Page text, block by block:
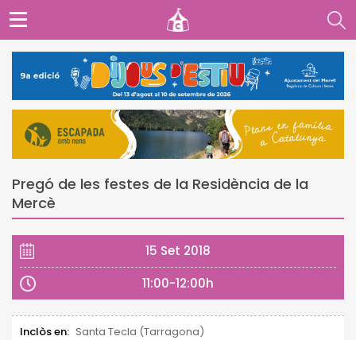
Pregó de les festes de la Residència de la
Mercè
15 Set 2018
11:00-12:00h
Inclòs en: Santa Tecla (Tarragona)